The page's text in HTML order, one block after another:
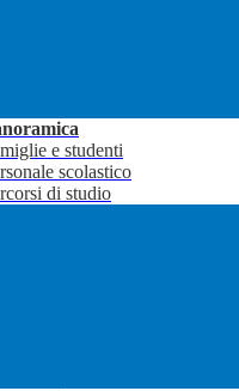
e studenti
scolastico
di studio